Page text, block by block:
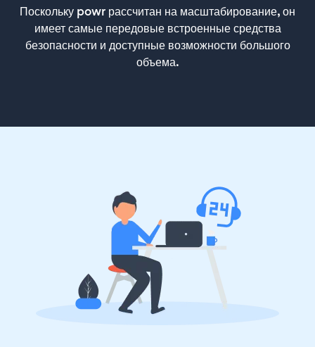
Поскольку powr рассчитан на масштабирование, он
имеет самые передовые встроенные средства
безопасности и доступные возможности большого
объема.